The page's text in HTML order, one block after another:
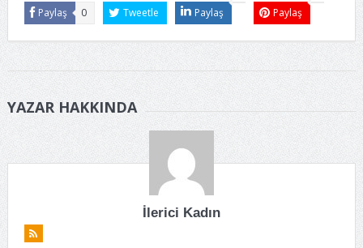
Paylaş 0 Tweetle Paylaş Paylaş
YAZAR HAKKINDA
İlerici Kadın